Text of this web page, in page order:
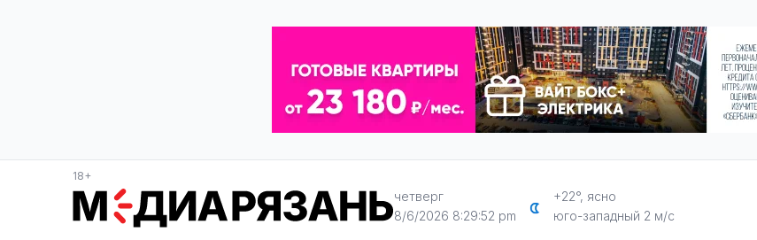
18+
четверг
8/6/2026 8:29:53 pm
+22°, ясно
юго-западный 2 м/с